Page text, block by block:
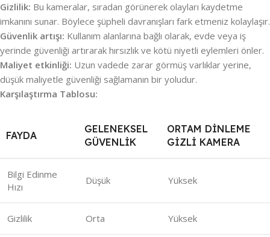
Gizlilik: Bu kameralar, sıradan görünerek olayları kaydetme
imkanını sunar. Böylece şüpheli davranışları fark etmeniz kolaylaşır.
Güvenlik artışı: Kullanım alanlarına bağlı olarak, evde veya iş
yerinde güvenliği artırarak hırsızlık ve kötü niyetli eylemleri önler.
Maliyet etkinliği: Uzun vadede zarar görmüş varlıklar yerine,
düşük maliyetle güvenliği sağlamanın bir yoludur.
Karşılaştırma Tablosu:
FAYDA
GELENEKSEL
GÜVENLIK
ORTAM DINLEME
GIZLI KAMERA
Bilgi Edinme
Hızı
Düşük Yüksek
Gizlilik Orta Yüksek